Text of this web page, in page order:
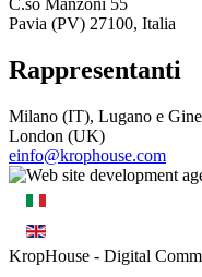
Pavia (PV) 27100, Italia
Rappresentanti
Milano (IT), Lugano e
London (UK)
einfo@krophouse.com
KropHouse - Digital